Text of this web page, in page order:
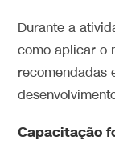
Durante a
como aplicar o
recomendadas
Capacitação